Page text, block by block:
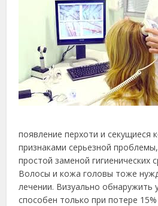
появление перхоти и секущиеся
признаками серьезной
простой заменой гигиенических
Волосы и кожа головы тоже
лечении. Визуально обнаружить
способен только при потере